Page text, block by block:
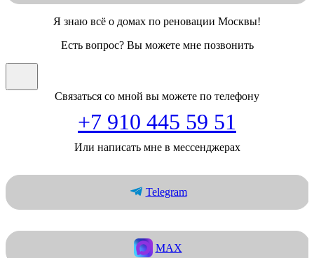
Я знаю всё о домах по реновации Москвы!
Есть вопрос? Вы можете мне позвонить
Связаться со мной вы можете по телефону
+7 910 445 59 51
Или написать мне в мессенджерах
Telegram
MAX